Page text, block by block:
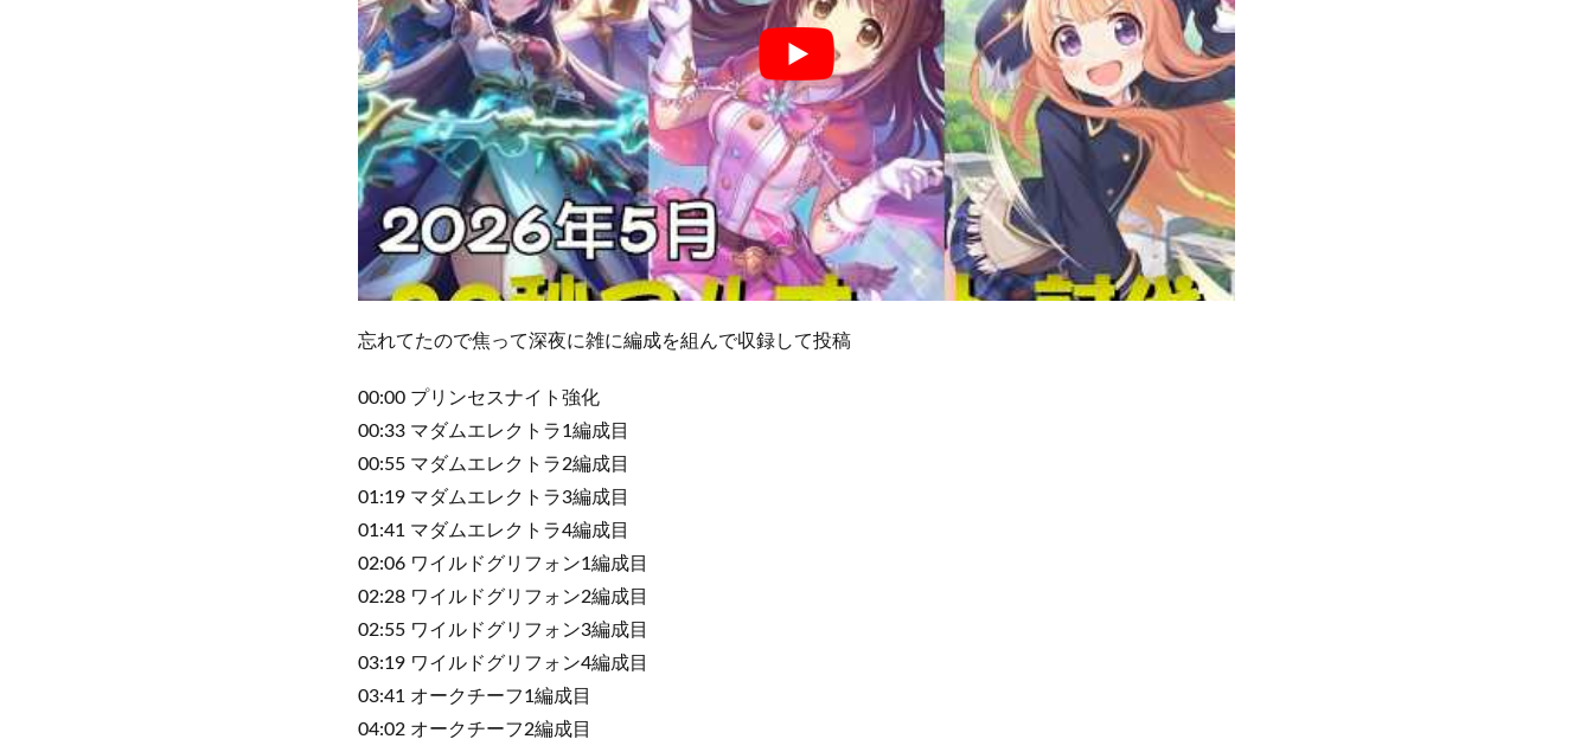
忘れてたので焦って深夜に雑に編成を組んで収録して投稿
00:00 プリンセスナイト強化
00:33 マダムエレクトラ1編成目
00:55 マダムエレクトラ2編成目
01:19 マダムエレクトラ3編成目
01:41 マダムエレクトラ4編成目
02:06 ワイルドグリフォン1編成目
02:28 ワイルドグリフォン2編成目
02:55 ワイルドグリフォン3編成目
03:19 ワイルドグリフォン4編成目
03:41 オークチーフ1編成目
04:02 オークチーフ2編成目